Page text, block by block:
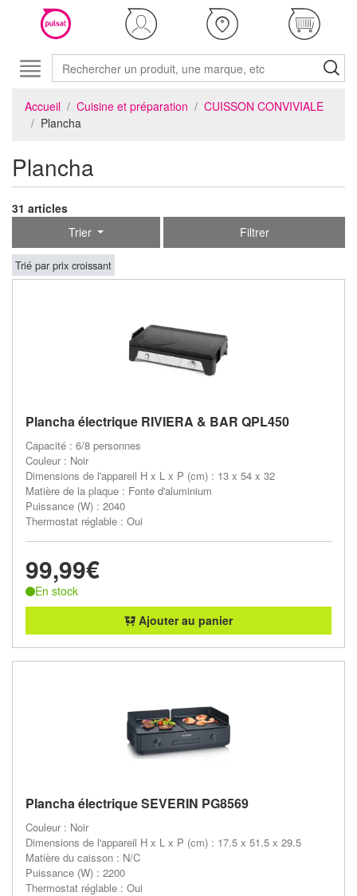
Accueil Cuisine et préparation
CUISSON CONVIVIALE
Plancha
Plancha
31 articles
Trier
Filtrer
Trié par prix croissant
Plancha électrique RIVIERA & BAR QPL450
Capacité : 6/8 personnes
Couleur : Noir
Dimensions de l'appareil H x L x P (cm) : 13 x 54 x 32
Matière de la plaque : Fonte d'aluminium
Puissance (W) : 2040
Thermostat réglable : Oui
99,99€
En stock
Ajouter au panier
Plancha électrique SEVERIN PG8569
Couleur : Noir
Dimensions de l'appareil H x L x P (cm) : 17.5 x 51.5 x 29.5
Matière du caisson : N/C
Puissance (W) : 2200
Thermostat réglable : Oui